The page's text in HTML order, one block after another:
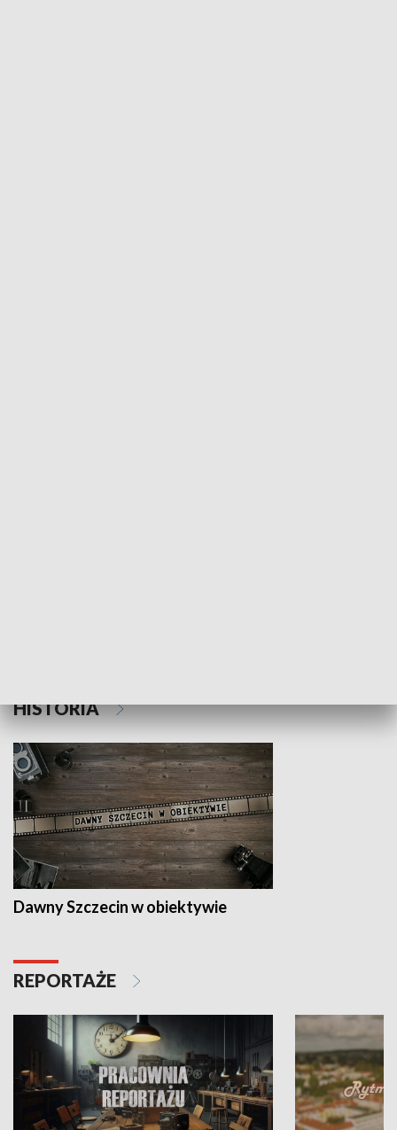
HISTORIA
Dawny Szczecin w obiektywie
REPORTAŻE